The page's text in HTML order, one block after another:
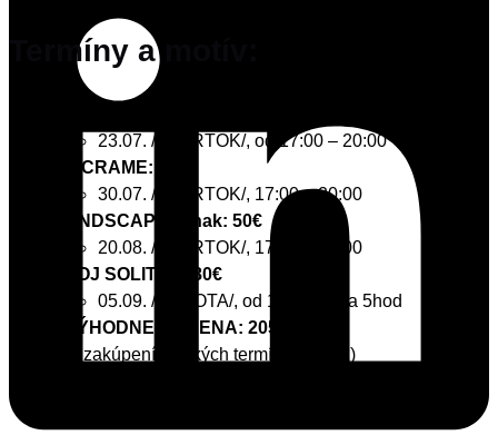
Termíny a motív:
23.07. /ŠTVRTOK/, od 17:00 – 20:00
MACRAME:
30.07. /ŠTVRTOK/, 17:00 – 20:00
LANDSCAPE – inak: 50€
20.08. /ŠTVRTOK/, 17:00 – 20:00
TVOJ SOLITÉR:
80€
05.09. /SOBOTA/, od 10:00 – cca 5hod
ZVÝHODNENÁ CENA: 205€
(pri zakúpení všetkých termínov naraz)